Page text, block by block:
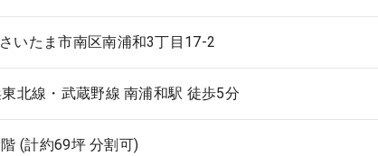
いたま市南区南浦和3丁目17-2
北線・武蔵野線 南浦和駅 徒歩5分
(計約69坪 分割可)